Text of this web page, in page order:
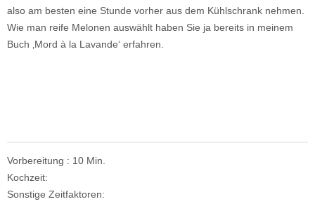
also am besten eine Stunde vorher aus dem Kühlschrank nehmen.
Wie man reife Melonen auswählt haben Sie ja bereits in meinem
Buch ‚Mord à la Lavande‘ erfahren.
Vorbereitung : 10 Min.
Kochzeit:
Sonstige Zeitfaktoren: